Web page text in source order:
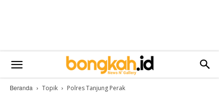
Beranda Topik Polres Tanjung Perak